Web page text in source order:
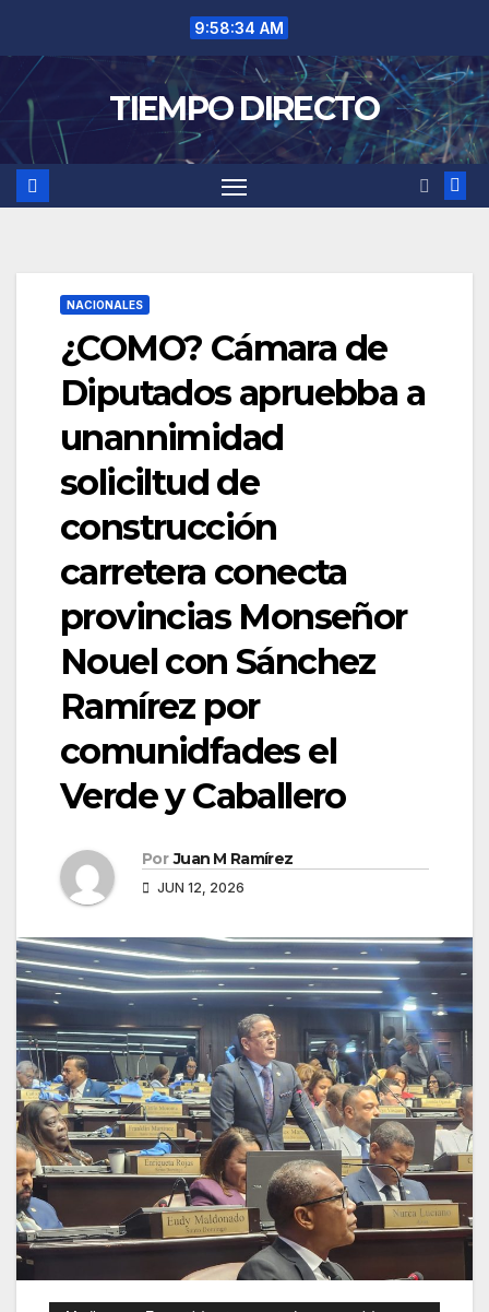
contenido
9:58:34 AM
TIEMPO DIRECTO
NACIONALES
¿COMO? Cámara de
Diputados apruebba a
unannimidad
soliciltud de
construcción
carretera conecta
provincias Monseñor
Nouel con Sánchez
Ramírez por
comunidfades el
Verde y Caballero
Por Juan M Ramírez
JUN 12, 2026